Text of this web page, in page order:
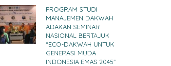
PROGRAM STUDI
MANAJEMEN DAKWAH
ADAKAN SEMINAR
NASIONAL BERTAJUK
“ECO-DAKWAH UNTUK
GENERASI MUDA
INDONESIA EMAS 2045”